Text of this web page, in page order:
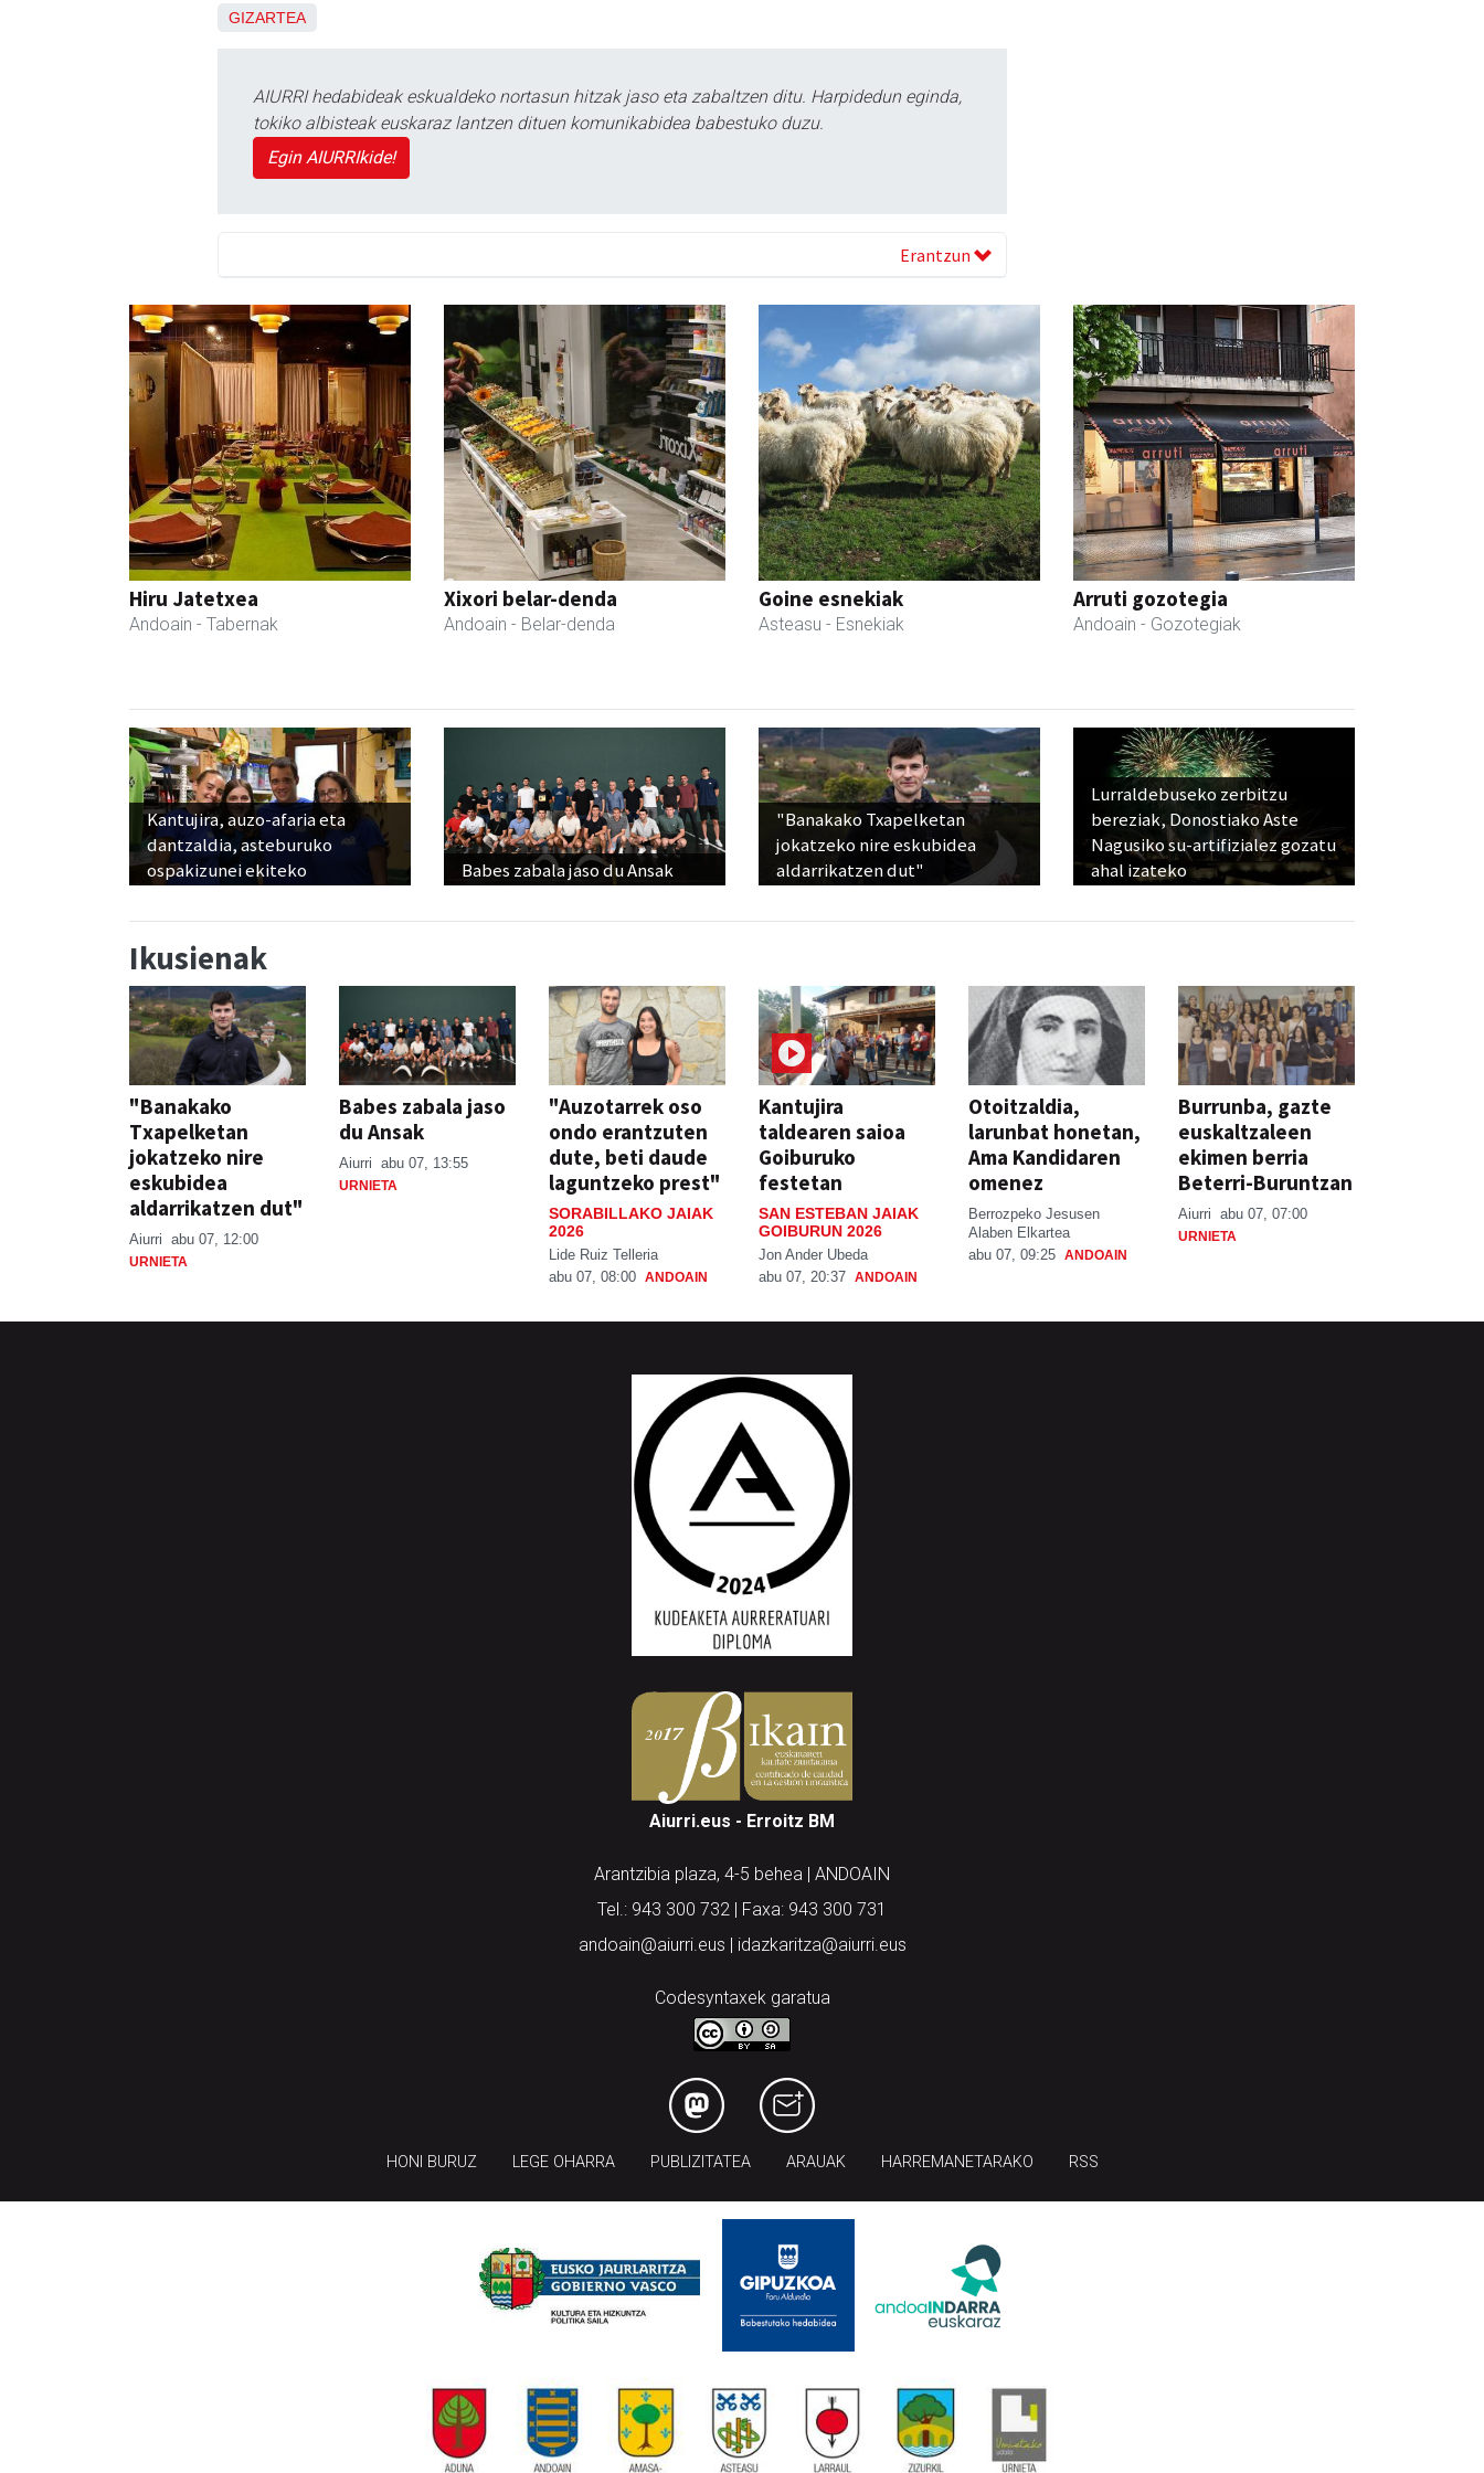
GIZARTEA
AIURRI hedabideak eskualdeko nortasun hitzak jaso eta zabaltzen ditu. Harpidedun eginda,
tokiko albisteak euskaraz lantzen dituen komunikabidea babestuko duzu.
Egin AIURRIkide!
Erantzun
Hiru Jatetxea
Andoain - Tabernak
Xixori belar-denda
Andoain - Belar-denda
Goine esnekiak
Asteasu - Esnekiak
Arruti gozotegia
Andoain - Gozotegiak
Kantujira, auzo-afaria eta
dantzaldia, asteburuko
ospakizunei ekiteko
Babes zabala jaso du Ansak
"Banakako Txapelketan
jokatzeko nire eskubidea
aldarrikatzen dut"
Lurraldebuseko zerbitzu
bereziak, Donostiako Aste
Nagusiko su-artifizialez gozatu
ahal izateko
Ikusienak
"Banakako
Txapelketan
jokatzeko nire
eskubidea
aldarrikatzen dut"
Aiurri abu 07, 12:00
URNIETA
Babes zabala jaso
du Ansak
Aiurri abu 07, 13:55
URNIETA
"Auzotarrek oso
ondo erantzuten
dute, beti daude
laguntzeko prest"
SORABILLAKO JAIAK
2026
Lide Ruiz Telleria
abu 07, 08:00 ANDOAIN
Kantujira
taldearen saioa
Goiburuko
festetan
SAN ESTEBAN JAIAK
GOIBURUN 2026
Jon Ander Ubeda
abu 07, 20:37 ANDOAIN
Otoitzaldia,
larunbat honetan,
Ama Kandidaren
omenez
Berrozpeko Jesusen
Alaben Elkartea
abu 07, 09:25 ANDOAIN
Burrunba, gazte
euskaltzaleen
ekimen berria
Beterri-Buruntzan
Aiurri abu 07, 07:00
URNIETA
Aiurri.eus - Erroitz BM
Arantzibia plaza, 4-5 behea | ANDOAIN
Tel.: 943 300 732 | Faxa: 943 300 731
andoain@aiurri.eus | idazkaritza@aiurri.eus
Codesyntaxek garatua
HONI BURUZ LEGE OHARRA PUBLIZITATEA ARAUAK HARREMANETARAKO RSS